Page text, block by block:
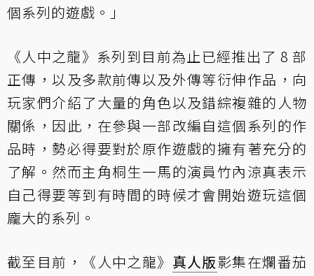
個系列的遊戲。」
《人中之龍》系列到目前為止已經推出了 8 部
正傳，以及多款前傳以及外傳等衍伸作品，向
玩家們介紹了大量的角色以及錯綜複雜的人物
關係，因此，在參與一部改編自這個系列的作
品時，勢必得要對於原作遊戲的擁有著充分的
了解。然而主角桐生一馬的演員竹內涼真表示
自己得要等到有時間的時候才會開始遊玩這個
龐大的系列。
截至目前，《人中之龍》 真人版影集在爛番茄